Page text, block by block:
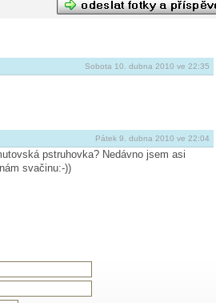
Sobota 10. dubna 2010 ve 22:35
Pátek 9. dubna 2010 ve 22:04
pstruhovka? Nedávno jsem asi
svačinu:-))